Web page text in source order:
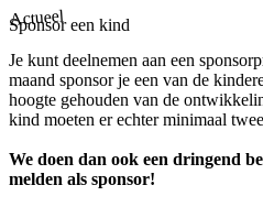
Actueel
Sponsor een kind
Je kunt deelnemen aan een
maand sponsor je een van de
hoogte gehouden van de
kind moeten er echter minimaal
We doen dan ook een dringend
melden als sponsor!